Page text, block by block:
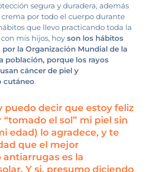
segura y duradera, además
por todo el cuerpo durante
que llevo practicando toda la
mis hijos, hoy son los hábitos
por la Organización Mundial de la
población, porque los rayos
cáncer de piel y
cutáneo.
puedo decir que estoy feliz
el sol” mi piel sin
edad) lo agradece, y te
que el mejor
es la
Y si, presumo diciendo